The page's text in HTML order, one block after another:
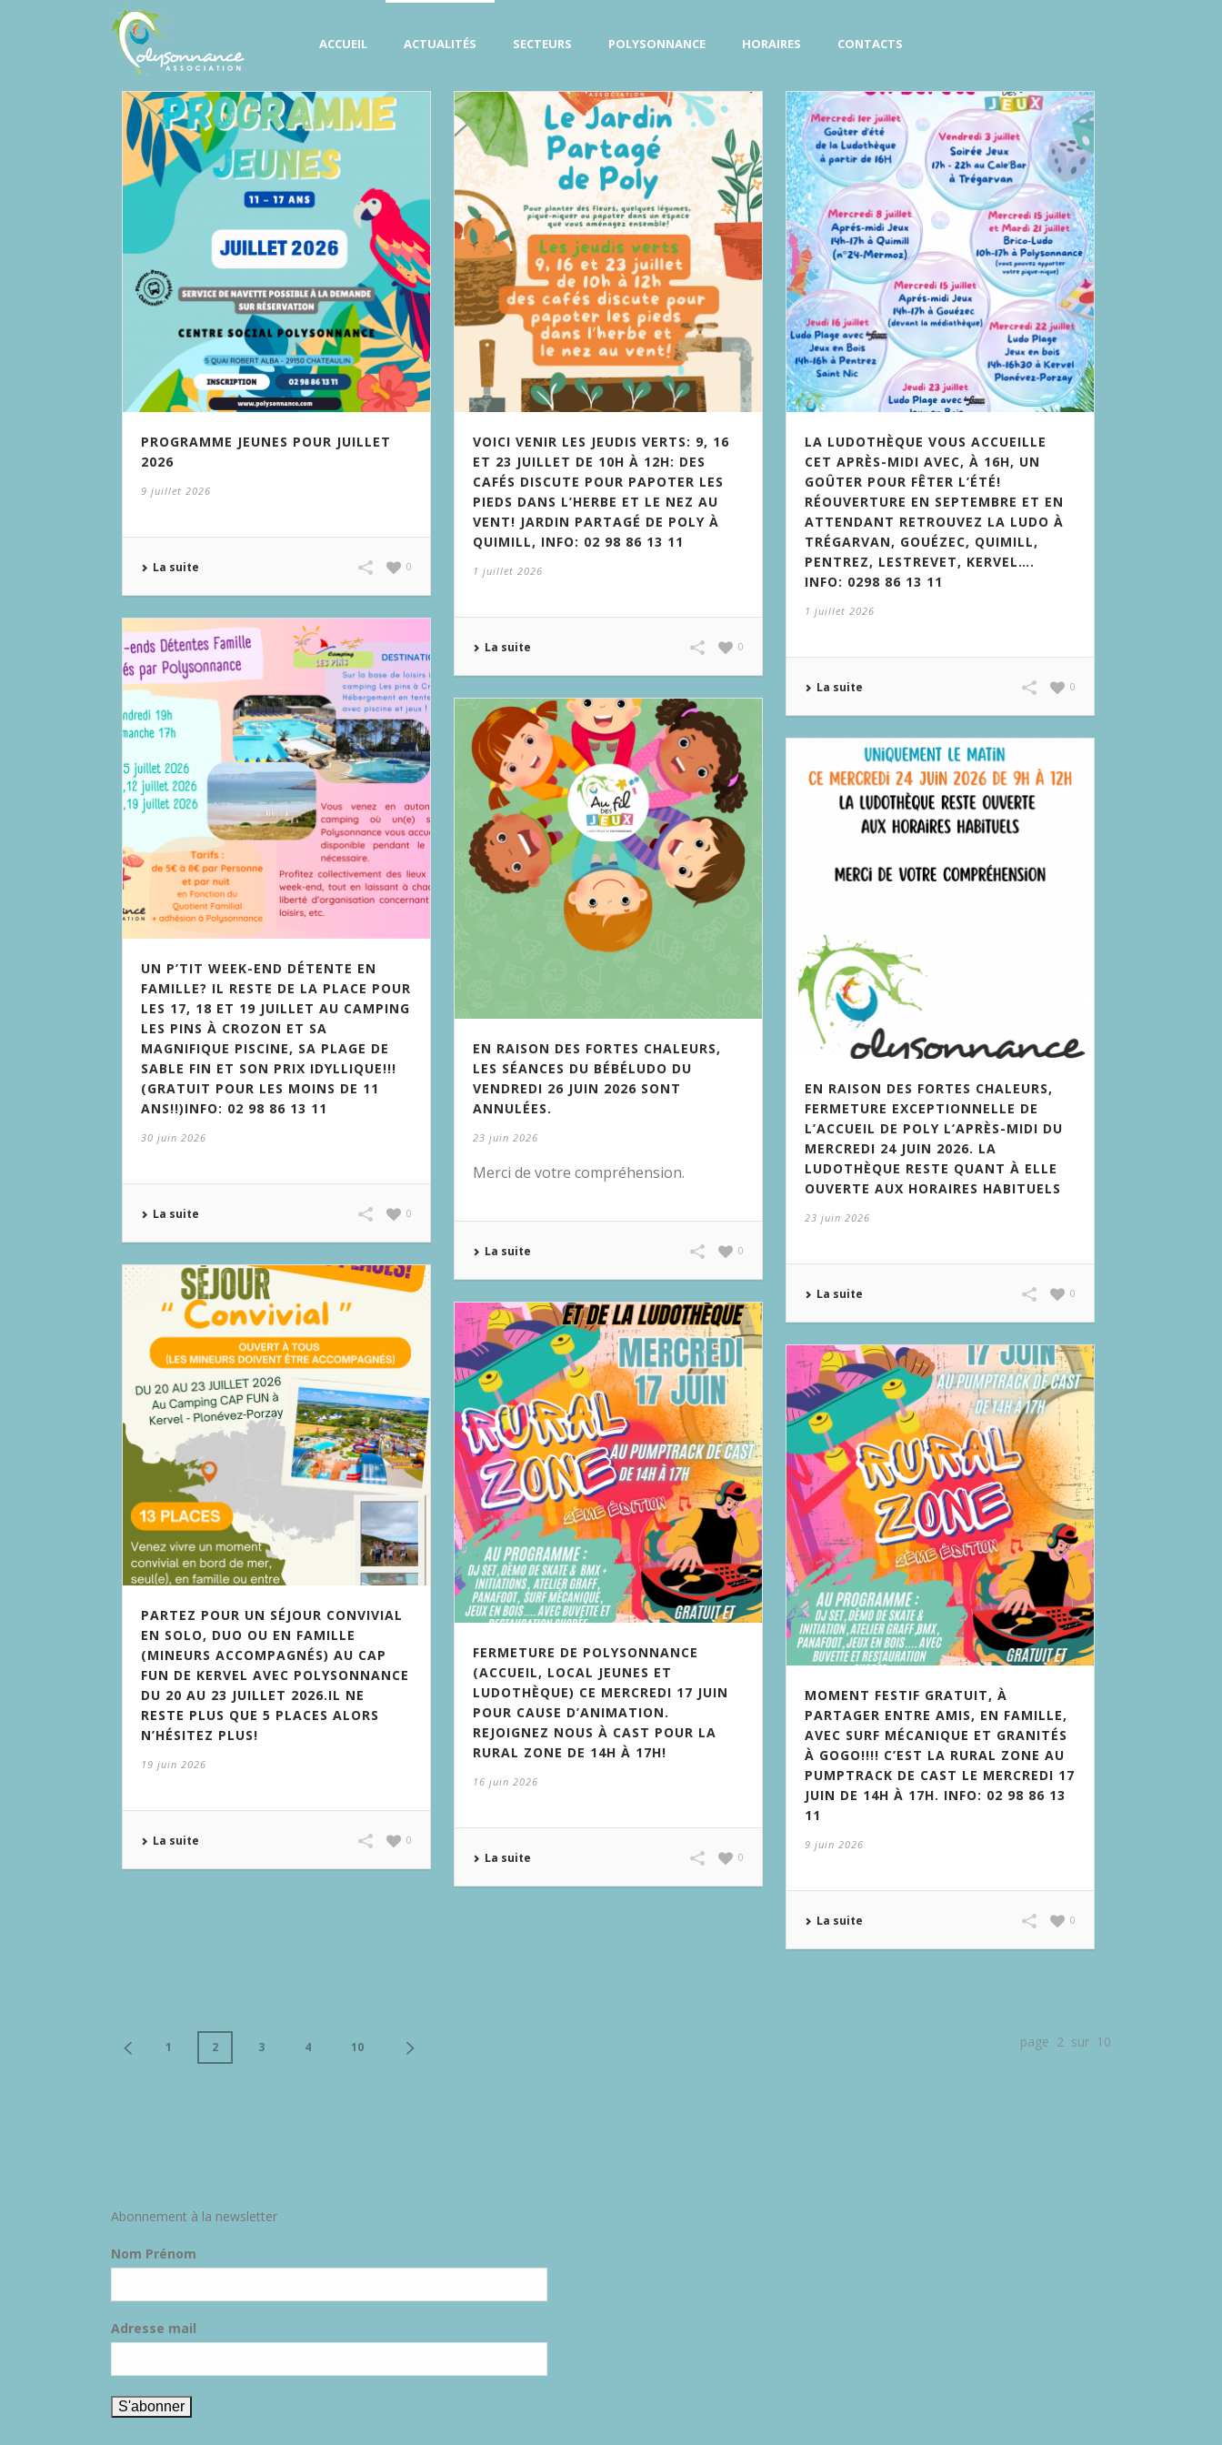
ACCUEIL ACTUALITÉS SECTEURS POLYSONNANCE HORAIRES CONTACTS
PROGRAMME JEUNES POUR JUILLET
2026
9 juillet 2026
La suite 0
VOICI VENIR LES JEUDIS VERTS: 9, 16
ET 23 JUILLET DE 10H À 12H: DES
CAFÉS DISCUTE POUR PAPOTER LES
PIEDS DANS L’HERBE ET LE NEZ AU
VENT! JARDIN PARTAGÉ DE POLY À
QUIMILL, INFO: 02 98 86 13 11
1 juillet 2026
La suite 0
LA LUDOTHÈQUE VOUS ACCUEILLE
CET APRÈS-MIDI AVEC, À 16H, UN
GOÛTER POUR FÊTER L’ÉTÉ!
RÉOUVERTURE EN SEPTEMBRE ET EN
ATTENDANT RETROUVEZ LA LUDO À
TRÉGARVAN, GOUÉZEC, QUIMILL,
PENTREZ, LESTREVET, KERVEL….
INFO: 0298 86 13 11
1 juillet 2026
La suite 0
UN P’TIT WEEK-END DÉTENTE EN
FAMILLE? IL RESTE DE LA PLACE POUR
LES 17, 18 ET 19 JUILLET AU CAMPING
LES PINS À CROZON ET SA
MAGNIFIQUE PISCINE, SA PLAGE DE
SABLE FIN ET SON PRIX IDYLLIQUE!!!
(GRATUIT POUR LES MOINS DE 11
ANS!!)INFO: 02 98 86 13 11
30 juin 2026
La suite 0
EN RAISON DES FORTES CHALEURS,
LES SÉANCES DU BÉBÉLUDO DU
VENDREDI 26 JUIN 2026 SONT
ANNULÉES.
23 juin 2026
Merci de votre compréhension.
La suite 0
EN RAISON DES FORTES CHALEURS,
FERMETURE EXCEPTIONNELLE DE
L’ACCUEIL DE POLY L’APRÈS-MIDI DU
MERCREDI 24 JUIN 2026. LA
LUDOTHÈQUE RESTE QUANT À ELLE
OUVERTE AUX HORAIRES HABITUELS
23 juin 2026
La suite 0
PARTEZ POUR UN SÉJOUR CONVIVIAL
EN SOLO, DUO OU EN FAMILLE
(MINEURS ACCOMPAGNÉS) AU CAP
FUN DE KERVEL AVEC POLYSONNANCE
DU 20 AU 23 JUILLET 2026.IL NE
RESTE PLUS QUE 5 PLACES ALORS
N’HÉSITEZ PLUS!
19 juin 2026
La suite 0
FERMETURE DE POLYSONNANCE
(ACCUEIL, LOCAL JEUNES ET
LUDOTHÈQUE) CE MERCREDI 17 JUIN
POUR CAUSE D’ANIMATION.
REJOIGNEZ NOUS À CAST POUR LA
RURAL ZONE DE 14H À 17H!
16 juin 2026
La suite 0
MOMENT FESTIF GRATUIT, À
PARTAGER ENTRE AMIS, EN FAMILLE,
AVEC SURF MÉCANIQUE ET GRANITÉS
À GOGO!!!! C’EST LA RURAL ZONE AU
PUMPTRACK DE CAST LE MERCREDI 17
JUIN DE 14H À 17H. INFO: 02 98 86 13
11
9 juin 2026
La suite 0
1 2 3 4 10 page 2 sur 10
Abonnement à la newsletter
Nom Prénom
Adresse mail